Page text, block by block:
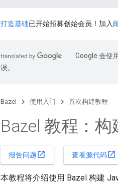
打造基础已开始招募创始会员！加入
Google 会使
误。
Bazel 使用入门 首次构建教程
Bazel 教程：构
报告问题open_in_new 查看源代码open_in_new
本教程将介绍使用 Bazel 构建